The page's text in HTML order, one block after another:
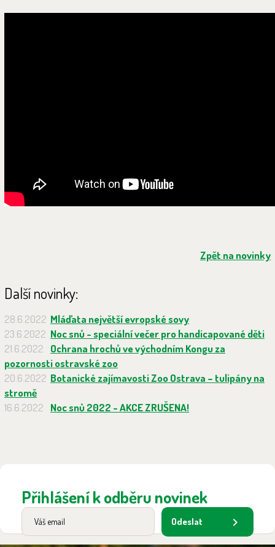
Zpět na novinky
Další novinky:
28.6.2022 Mláďata největší evropské sovy
23.6.2022 Noc snů - speciální večer pro handicapované děti
21.6.2022
Ochrana hrochů ve východním Kongu za
pozornosti ostravské zoo
20.6.2022 Botanické zajímavosti Zoo Ostrava – tulipány na
stromě
16.6.2022
Noc snů 2022 - AKCE ZRUŠENA!
Přihlášení k odběru novinek
Odeslat